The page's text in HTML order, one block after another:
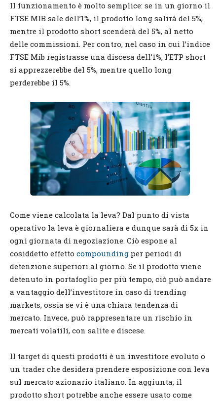
Il funzionamento è molto semplice: se in un giorno il
FTSE MIB sale dell’1%, il prodotto long salirà del 5%,
mentre il prodotto short scenderà del 5%, al netto
delle commissioni. Per contro, nel caso in cui l’indice
FTSE Mib registrasse una discesa dell’1%, l’ETP short
si apprezzerebbe del 5%, mentre quello long
perderebbe il 5%.
Come viene calcolata la leva? Dal punto di vista
operativo la leva è giornaliera e dunque sarà di 5x in
ogni giornata di negoziazione. Ciò espone al
cosiddetto effetto compounding per periodi di
detenzione superiori al giorno. Se il prodotto viene
detenuto in portafoglio per più tempo, ciò può andare
a vantaggio dell’investitore in caso di trending
markets, ossia se vi è una chiara tendenza di
mercato. Invece, può rappresentare un rischio in
mercati volatili, con salite e discese.
ll target di questi prodotti è un investitore evoluto o
un trader che desidera prendere esposizione con leva
sul mercato azionario italiano. In aggiunta, il
prodotto short potrebbe anche essere usato come